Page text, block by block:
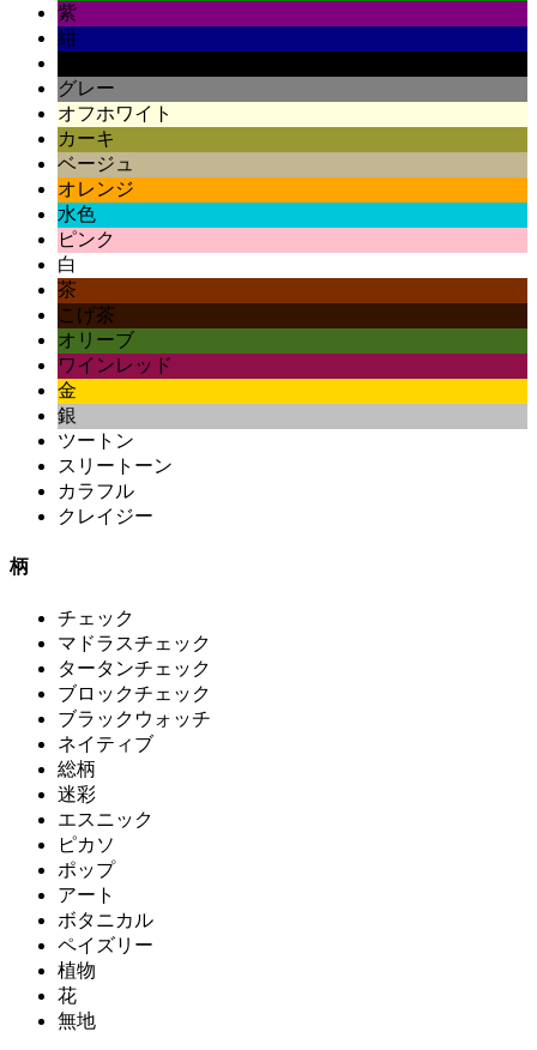
紫
紺
グレー
オフホワイト
カーキ
ベージュ
オレンジ
水色
ピンク
白
茶
こげ茶
オリーブ
ワインレッド
金
銀
ツートン
スリートーン
カラフル
クレイジー
柄
チェック
マドラスチェック
タータンチェック
ブロックチェック
ブラックウォッチ
ネイティブ
総柄
迷彩
エスニック
ピカソ
ポップ
アート
ボタニカル
ペイズリー
植物
花
無地